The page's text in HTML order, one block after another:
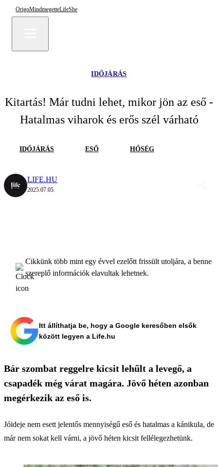
OrigoMindmegetteLifeShe
IDŐJÁRÁS
Kitartás! Már tudni lehet, mikor jön az eső -
Hatalmas viharok és erős szél várható
IDŐJÁRÁS ESŐ HŐSÉG
LIFE.HU
2025.07.05.
Cikkünk több mint egy évvel ezelőtt frissült utoljára, a benne
szereplő információk elavultak lehetnek.
Itt állíthatja be, hogy a Google keresőben elsők
között legyen a Life.hu
Bár szombat reggelre kicsit lehűlt a levegő, a
csapadék még várat magára. Jövő héten azonban
megérkezik az eső is.
Jóideje nem esett jelentős mennyiségű eső és hatalmas a kánikula, de
már nem sokat kell várni, a jövő héten kicsit fellélegezhetünk.